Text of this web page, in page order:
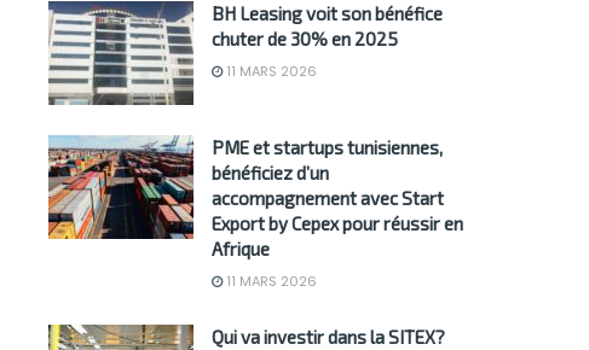
BH Leasing voit son bénéfice
chuter de 30% en 2025
11 MARS 2026
PME et startups tunisiennes,
bénéficiez d’un
accompagnement avec Start
Export by Cepex pour réussir en
Afrique
11 MARS 2026
Qui va investir dans la SITEX?